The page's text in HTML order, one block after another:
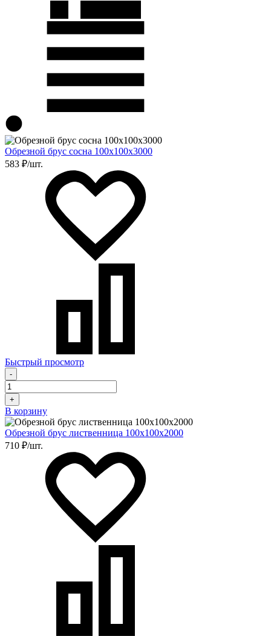
Обрезной брус сосна 100х100х3000
583 ₽/шт.
Быстрый просмотр
-
+
В корзину
Обрезной брус лиственница 100х100х2000
710 ₽/шт.